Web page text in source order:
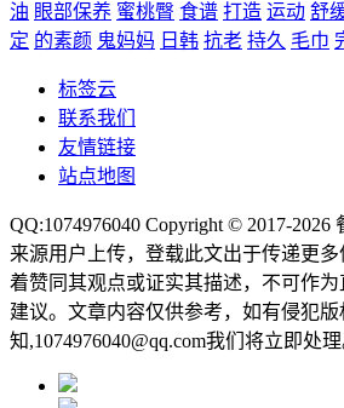
油 眼部保养 蜜桃臀 食谱 打造 运动 舒
定 的素颜 鬼妈妈 日韩 抗老 持久 毛巾
标签云
联系我们
友情链接
站点地图
QQ:1074976040 Copyright © 2017-2026
来源用户上传，登载此文出于传递更
着赞同其观点或证实其描述，不可作
建议。文章内容仅供参考，如有侵犯版
知,1074976040@qq.com我们将立即处理